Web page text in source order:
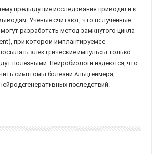
предыдущие исследования приводили к
Ученые считают, что полученные
разработать метод замкнутого цикла
при котором имплантируемое
электрические импульсы только
полезными. Нейробиологи надеются, что
симптомы болезни Альцгеймера,
последствий.